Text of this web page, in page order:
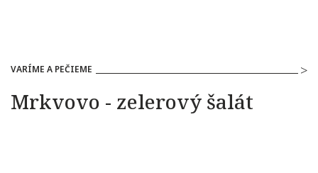
VARÍME A PEČIEME